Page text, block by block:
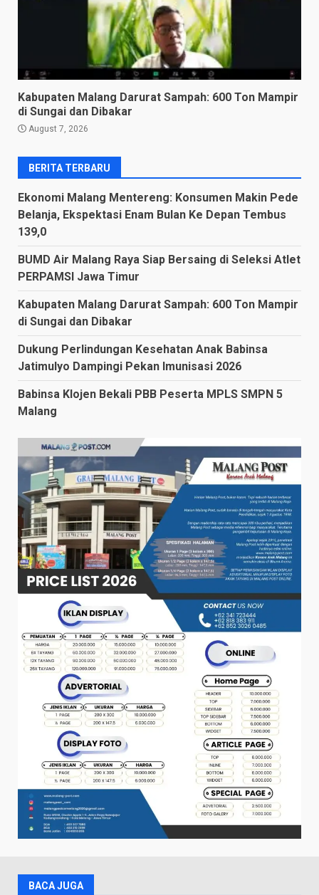
Kabupaten Malang Darurat Sampah: 600 Ton Mampir
di Sungai dan Dibakar
August 7, 2026
BERITA TERBARU
Ekonomi Malang Mentereng: Konsumen Makin Pede
Belanja, Ekspektasi Enam Bulan Ke Depan Tembus
139,0
BUMD Air Malang Raya Siap Bersaing di Seleksi Atlet
PERPAMSI Jawa Timur
Kabupaten Malang Darurat Sampah: 600 Ton Mampir
di Sungai dan Dibakar
Dukung Perlindungan Kesehatan Anak Babinsa
Jatimulyo Dampingi Pekan Imunisasi 2026
Babinsa Klojen Bekali PBB Peserta MPLS SMPN 5
Malang
BACA JUGA